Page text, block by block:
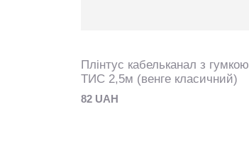
Плінтус кабельканал з гумкою
ТИС 2,5м (венге класичний)
82 UAH